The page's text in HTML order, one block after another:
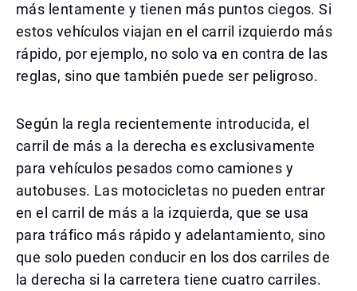
más lentamente y tienen más puntos ciegos. Si
estos vehículos viajan en el carril izquierdo más
rápido, por ejemplo, no solo va en contra de las
reglas, sino que también puede ser peligroso.
Según la regla recientemente introducida, el
carril de más a la derecha es exclusivamente
para vehículos pesados como camiones y
autobuses. Las motocicletas no pueden entrar
en el carril de más a la izquierda, que se usa
para tráfico más rápido y adelantamiento, sino
que solo pueden conducir en los dos carriles de
la derecha si la carretera tiene cuatro carriles.